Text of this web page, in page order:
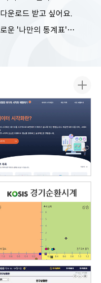
운로드 받고 싶어요.
서로 다른 통계표를 조합해서 새로운 '나만의 통계표'를 만들고 싶어요.